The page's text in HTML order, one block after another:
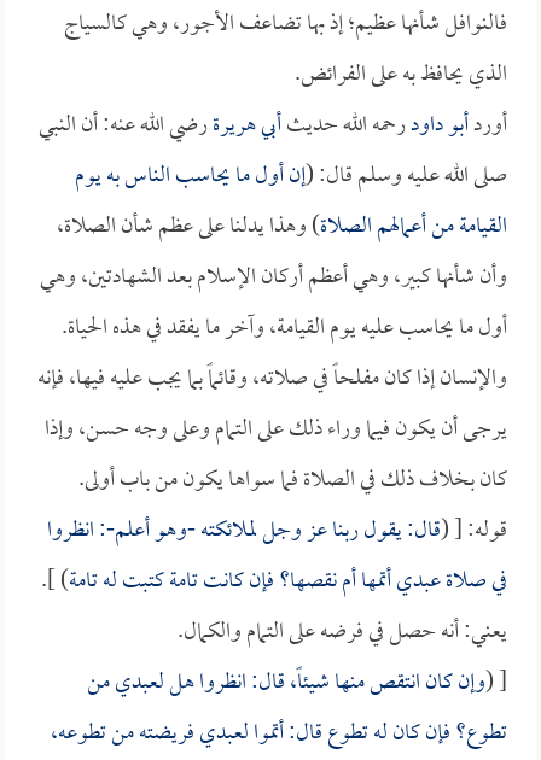
فالنوافل شأنها عظيم؛ إذ بها تضاعف الأجور، وهي كالسياج
الذي يحافظ به على الفرائض.
أوردأبو داودرحمه الله حديثأبي هريرةرضي الله عنه: أن النبي
صلى الله عليه وسلم قال: (إن أول ما يحاسب الناس به يوم
القيامة من أعمالهم الصلاة) وهذا يدلنا على عظم شأن الصلاة،
وأن شأنها كبير، وهي أعظم أركان الإسلام بعد الشهادتين، وهي
أول ما يحاسب عليه يوم القيامة، وآخر ما يفقد في هذه الحياة.
والإنسان إذا كان مفلحاً في صلاته، وقائماً بما يجب عليه فيها، فإنه
يرجى أن يكون فيما وراء ذلك على التمام وعلى وجه حسن، وإذا
كان بخلاف ذلك في الصلاة فما سواها يكون من باب أولى.
قوله: [ (قال: يقول ربنا عز وجل لملائكته -وهو أعلم-: انظروا
في صلاة عبدي أتمها أم نقصها؟ فإن كانت تامة كتبت له تامة) ].
يعني: أنه حصل في فرضه على التمام والكمال.
[ (وإن كان انتقص منها شيئاً، قال: انظروا هل لعبدي من
تطوع؟ فإن كان له تطوع قال: أتموا لعبدي فريضته من تطوعه،